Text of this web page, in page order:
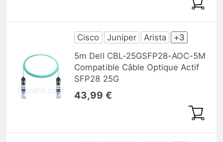
Cisco Juniper Arista
+3
5m Dell CBL-25GSFP28-AOC-5M
Compatible Câble Optique Actif
SFP28 25G
43,99 €